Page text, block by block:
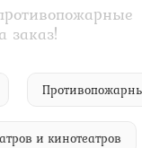
заказ!
и кинотеатров